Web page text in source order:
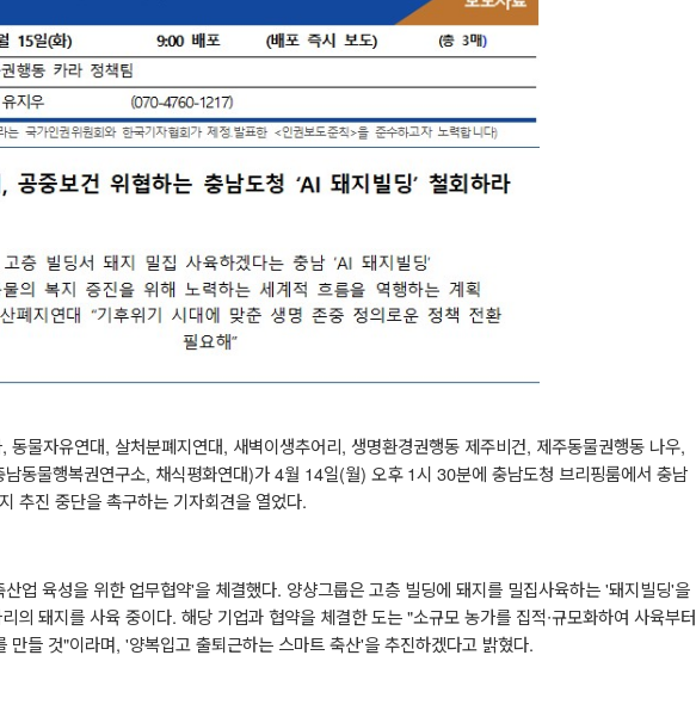
, 동물자유연대, 살처분폐지연대, 새벽이생추어리, 생명환경권행동 제주비건, 제주동물권행동 나우,
남동물행복권연구소, 채식평화연대)가4월 14일(월) 오후1시 30분에 충남도청 브리핑룸에서 충남
추진 중단을 촉구하는 기자회견을 열었다.
산업 육성을 위한 업무협약'을 체결했다. 양샹그룹은 고층 빌딩에 돼지를 밀집사육하는'돼지빌딩'을
의 돼지를 사육 중이다. 해당 기업과 협약을 체결한 도는"소규모 농가를 집적∙규모화하여 사육부터
만들 것"이라며, '양복입고 출퇴근하는 스마트 축산'을 추진하겠다고 밝혔다.